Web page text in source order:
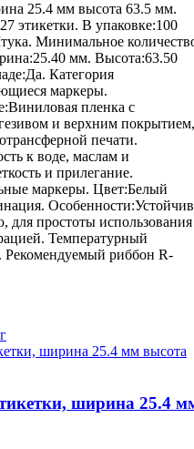
25.4 мм высота 63.5 мм.
этикетки. В упаковке:100
Минимальное
мм. Высота:63.50
Категория
маркеры.
пленка с
и верхним покрытием,
печати.
к воде, маслам и
и прилегание.
маркеры. Цвет:Белый
Особенности:Устойчив
простоты использования
Температурный
Рекомендуемый риббон R-
ширина 25.4